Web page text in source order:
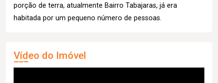
porção de terra, atualmente Bairro Tabajaras, já era
habitada por um pequeno número de pessoas.
Vídeo do Imóvel